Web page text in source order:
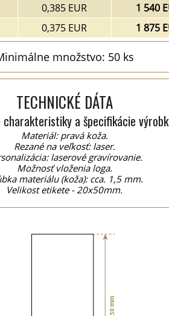
0,385 EUR
1 540
0,375 EUR 1 875
množstvo: 50 ks
TECHNICKÉ DÁTA
charakteristiky a špecifikácie
Materiál: pravá koža.
Rezané na veľkosť: laser.
laserové gravírovanie.
Možnosť vloženia loga.
materiálu (koža): cca. 1,5 mm.
Velikost etikete - 20x50mm.